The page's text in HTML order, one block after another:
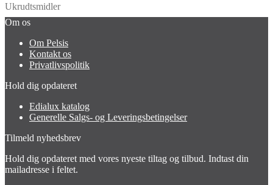
Ukrudtsmidler
Om os
Om Pelsis
Kontakt os
Privatlivspolitik
Hold dig opdateret
Edialux katalog
Generelle Salgs- og Leveringsbetingelser
Tilmeld nyhedsbrev
Hold dig opdateret med vores nyeste tiltag og tilbud. Indtast din
mailadresse i feltet.